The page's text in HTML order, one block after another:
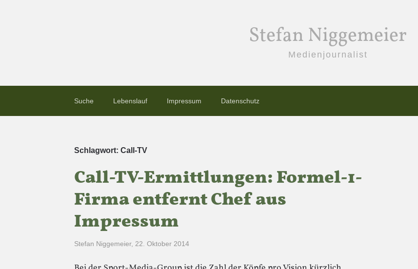
Stefan Niggemeier
Medienjournalist
Suche Lebenslauf Impressum Datenschutz
Schlagwort: Call-TV
Call-TV-Ermittlungen: Formel-1-
Firma entfernt Chef aus
Impressum
Stefan Niggemeier, 22. Oktober 2014